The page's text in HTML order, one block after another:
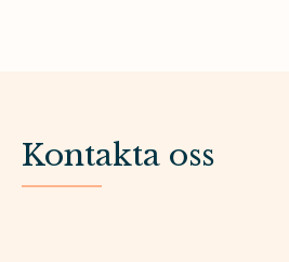
Kontakta oss